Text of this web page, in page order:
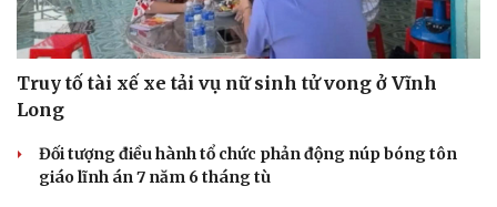
Truy tố tài xế xe tải vụ nữ sinh tử vong ở Vĩnh
Long
Đối tượng điều hành tổ chức phản động núp bóng tôn
giáo lĩnh án 7 năm 6 tháng tù